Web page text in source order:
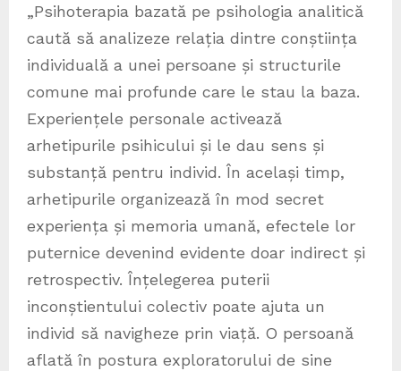
„Psihoterapia bazată pe psihologia analitică
caută să analizeze relația dintre conștiința
individuală a unei persoane și structurile
comune mai profunde care le stau la baza.
Experiențele personale activează
arhetipurile psihicului și le dau sens și
substanță pentru individ. În același timp,
arhetipurile organizează în mod secret
experiența și memoria umană, efectele lor
puternice devenind evidente doar indirect și
retrospectiv. Înțelegerea puterii
inconștientului colectiv poate ajuta un
individ să navigheze prin viață. O persoană
aflată în postura exploratorului de sine